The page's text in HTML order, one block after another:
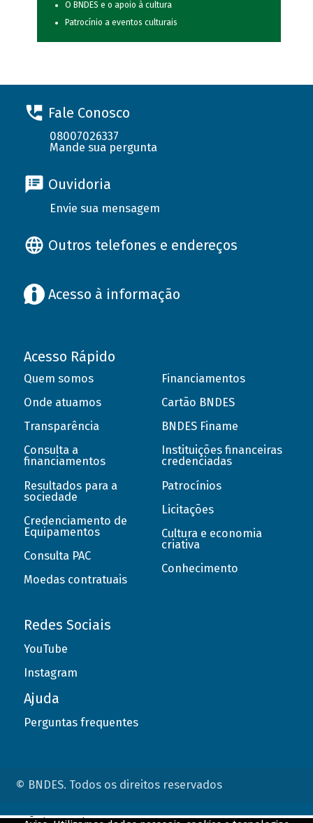
O BNDES e o apoio à cultura
Patrocínio a eventos culturais
Fale Conosco
08007026337
Mande sua pergunta
Ouvidoria
Envie sua mensagem
Outros telefones e endereços
Acesso à informação
Acesso Rápido
Quem somos
Onde atuamos
Transparência
Consulta a
financiamentos
Resultados para a
sociedade
Credenciamento de
Equipamentos
Consulta PAC
Moedas contratuais
Financiamentos
Cartão BNDES
BNDES Finame
Instituições financeiras
credenciadas
Patrocínios
Licitações
Cultura e economia
criativa
Conhecimento
Redes Sociais
YouTube
Instagram
Ajuda
Perguntas frequentes
© BNDES. Todos os direitos reservados